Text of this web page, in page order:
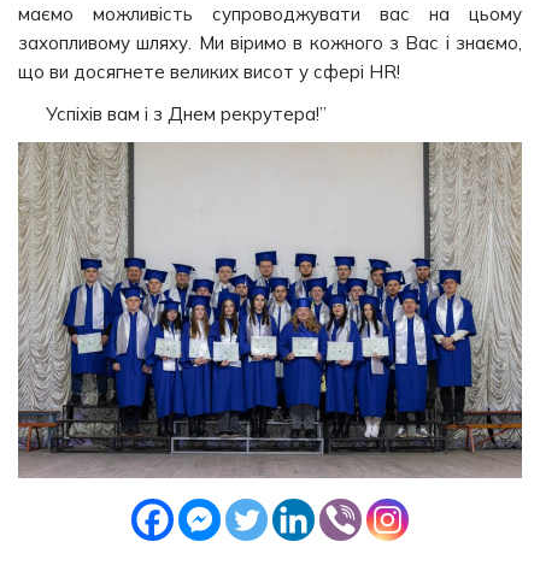
маємо можливість супроводжувати вас на цьому
захопливому шляху. Ми віримо в кожного з Вас і знаємо,
що ви досягнете великих висот у сфері HR!
Успіхів вам і з Днем рекрутера!”